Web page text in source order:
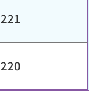
221
220